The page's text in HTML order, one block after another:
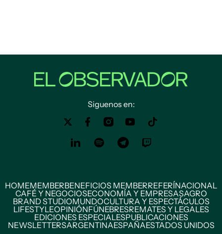
Siguenos en:
HOMEMEMBERBENEFICIOS MEMBERREFERÍNACIONAL
CAFÉ Y NEGOCIOSECONOMÍA Y EMPRESASAGRO
BRAND STUDIOMUNDOCULTURA Y ESPECTÁCULOS
LIFESTYLEOPINIÓNFÚNEBRESREMATES Y LEGALES
EDICIONES ESPECIALESPUBLICACIONES
NEWSLETTERSARGENTINAESPAÑAESTADOS UNIDOS